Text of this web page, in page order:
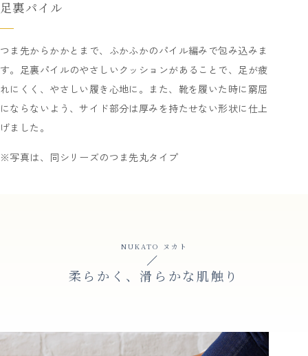
足裏パイル
つま先からかかとまで、ふかふかのパイル編みで包み込みま
す。足裏パイルのやさしいクッションがあることで、足が疲
れにくく、やさしい履き心地に。また、靴を履いた時に窮屈
にならないよう、サイド部分は厚みを持たせない形状に仕上
げました。
※写真は、同シリーズのつま先丸タイプ
NUKATO ヌカト
柔らかく、滑らかな肌触り